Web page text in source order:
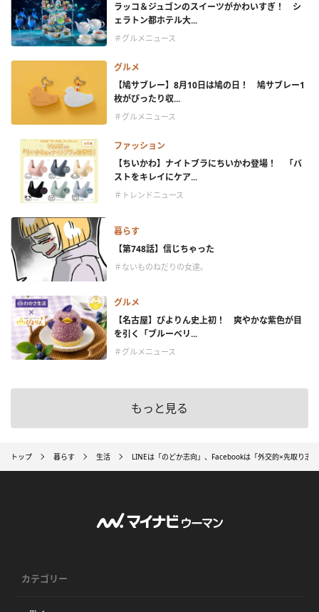
ラッコ＆ジュゴンのスイーツがかわいすぎ！ シ
ェラトン都ホテル大...
＃グルメニュース
グルメ
【鳩サブレー】8月10日は鳩の日！ 鳩サブレー1
枚がぴったり収...
＃グルメニュース
ファッション
【ちいかわ】ナイトブラにちいかわ登場！ 「バ
ストをキレイにケア...
＃トレンドニュース
暮らす
【第748話】信じちゃった
＃ないものねだりの女達。
グルメ
【名古屋】ぴよりん史上初！ 爽やかな紫色が目
を引く「ブルーベリ...
＃グルメニュース
もっと見る
トップ 暮らす 生活 LINEは「のどか志向」、Facebookは「外交的×先取り志
カテゴリー